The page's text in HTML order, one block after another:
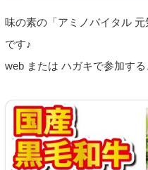
味の素の「アミノバイタル 元
です♪
web または ハガキで参加す